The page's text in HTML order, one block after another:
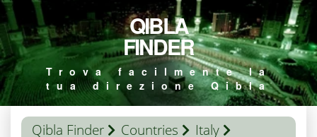
QIBLA
FINDER
Trova facilmente la
tua direzione Qibla
Qibla Finder Countries
Italy